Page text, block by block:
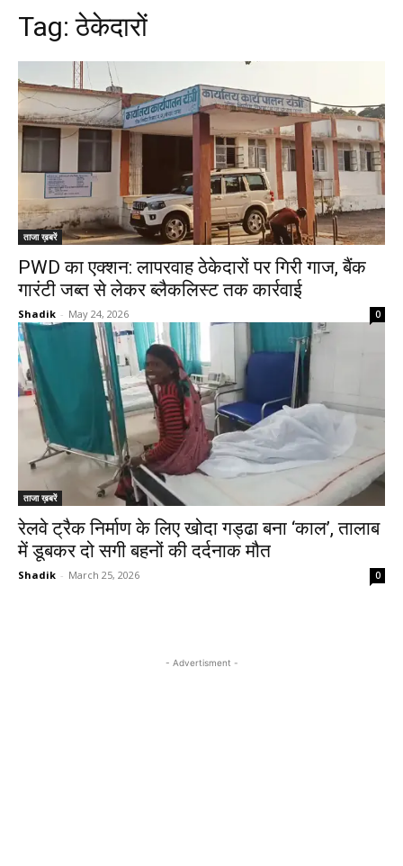
Tag:ठेकेदारों
ताजा ख़बरें
PWD का एक्शन: लापरवाह ठेकेदारों पर गिरी गाज, बैंक
गारंटी जब्त से लेकर ब्लैकलिस्ट तक कार्रवाई
Shadik - May 24, 2026 0
ताजा ख़बरें
रेलवे ट्रैक निर्माण के लिए खोदा गड्ढा बना ‘काल’, तालाब
में डूबकर दो सगी बहनों की दर्दनाक मौत
Shadik - March 25, 2026 0
- Advertisment -